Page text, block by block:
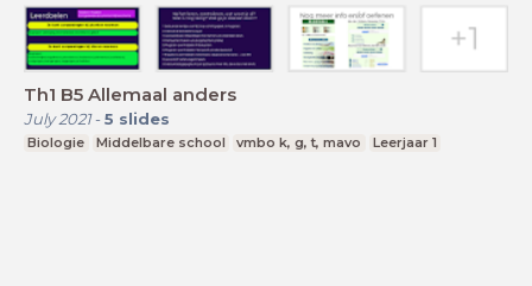
Th1 B5 Allemaal anders
July 2021- 5 slides
Biologie Middelbare school vmbo k, g, t, mavo Leerjaar 1